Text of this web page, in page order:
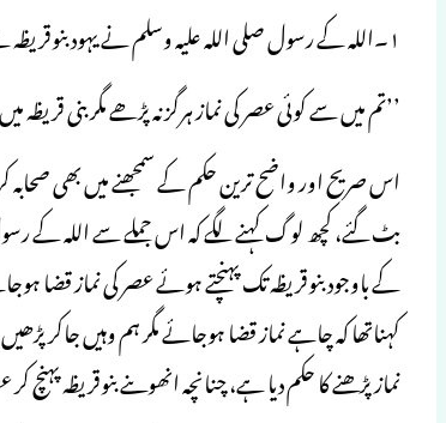
۱۔اللہ کے رسول صلی اللہ علیہ وسلم نے یہود بنوقریظہ سے جنگ کے لئےصحابہ کرام کو روانہ کرتے ہوئے فرمایا۔
’’تم میں سے کوئی عصر کی نماز ہرگز نہ پڑھے مگر بنی
اس صریح اور واضح ترین حکم کے سمجھنے میں بھی
بٹ گئے، کچھ لوگ کہنے لگے کہ اس جملے سے اللہ کے
کے باوجود بنوقریظہ تک پہنچتے ہوئے عصر کی نماز
کہناتھا کہ چاہے نماز قضا ہوجائے مگر ہم وہیں جاکر
نماز پڑھنے کا حکم دیا ہے، چنانچہ انھوںنے بنوقریظہ پہنچ